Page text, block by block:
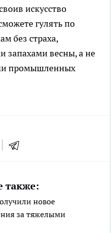
искусство
гулять по
без страха,
запахами весны, а не
промышленных
также:
новое
за тяжелыми